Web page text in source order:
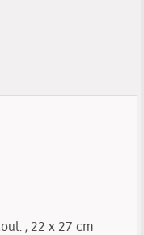
; 22 x 27 cm